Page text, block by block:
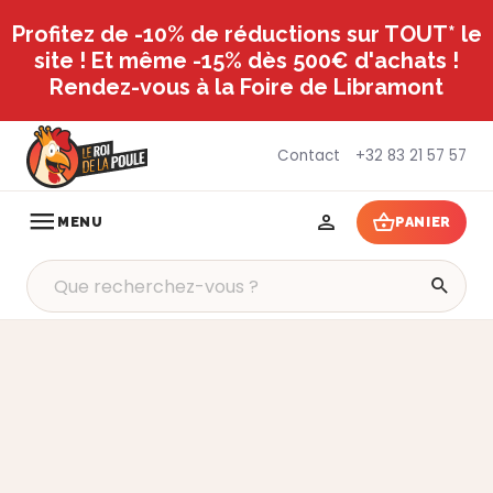
Profitez de -10% de réductions sur TOUT* le
site ! Et même -15% dès 500€ d'achats !
Rendez-vous à la Foire de Libramont
Contact +32 83 21 57 57
MENU PANIER